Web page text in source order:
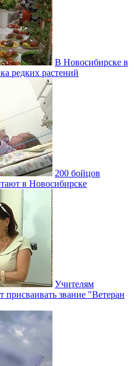
В Новосибирске в
редких растений
200 бойцов
в Новосибирске
Учителям
присваивать звание "Ветеран